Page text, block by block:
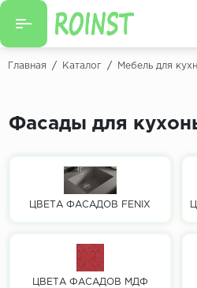
Назад
Декоры фасадов
Декоры столешниц
Декоры кухонных фартуков
Главная / Каталог / Мебель для
Фасады для
ЦВЕТА ФАСАДОВ FENIX
ЦВЕТА ФАСАДОВ МДФ